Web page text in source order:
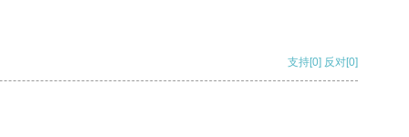
支持[0] 反对[0]